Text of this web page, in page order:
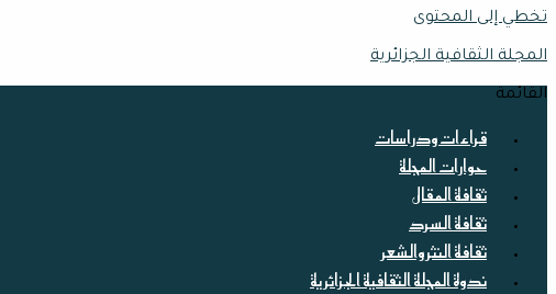
تخطي إلى المحتوى
المجلة الثقافية الجزائرية
القائمة
قراءات ودراسات
حوارات المجلة
ثقافة المقال
ثقافة السرد
ثقافة النثر والشعر
ندوة المجلة الثقافية الجزائرية